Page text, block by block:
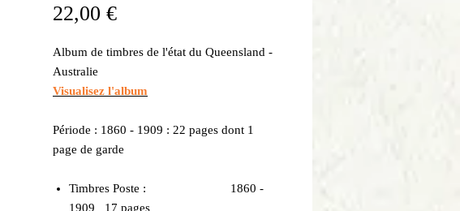
22,00 €Prix
Album de timbres de l'état du Queensland -
Australie
Visualisez l'album
Période : 1860 - 1909 : 22 pages dont 1
page de garde
Timbres Poste : 1860 -
1909 17 pages